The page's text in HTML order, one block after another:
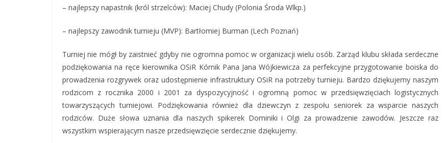
– najlepszy napastnik (król strzelców): Maciej Chudy (Polonia Środa Wlkp.)
– najlepszy zawodnik turnieju (MVP): Bartłomiej Burman (Lech Poznań)
Turniej nie mógł by zaistnieć gdyby nie ogromna pomoc w organizacji wielu osób. Zarząd klubu składa serdeczne
podziękowania na ręce kierownika OSiR Kórnik Pana Jana Wójkiewicza za perfekcyjne przygotowanie boiska do
prowadzenia rozgrywek oraz udostępnienie infrastruktury OSiR na potrzeby turnieju. Bardzo dziękujemy naszym
rodzicom z rocznika 2000 i 2001 za dyspozycyjność i ogromną pomoc w przedsięwzięciach logistycznych
towarzyszących turniejowi. Podziękowania również dla dziewczyn z zespołu seniorek za wsparcie naszych
rodziców. Duże słowa uznania dla naszych spikerek Dominiki i Olgi za prowadzenie zawodów. Jeszcze raz
wszystkim wspierającym nasze przedsięwzięcie serdecznie dziękujemy.